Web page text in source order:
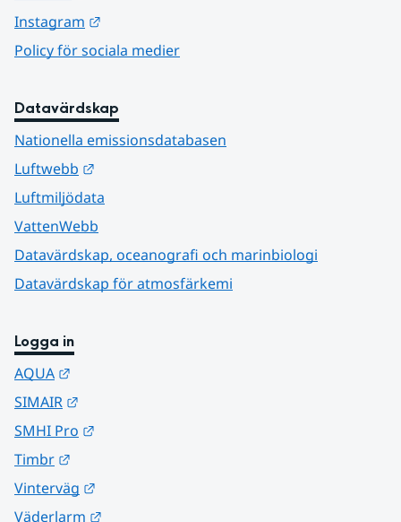
Instagram
Policy för sociala medier
Datavärdskap
Nationella emissionsdatabasen
Luftwebb
Luftmiljödata
VattenWebb
Datavärdskap, oceanografi och marinbiologi
Datavärdskap för atmosfärkemi
Logga in
AQUA
SIMAIR
SMHI Pro
Timbr
Vinterväg
Väderlarm